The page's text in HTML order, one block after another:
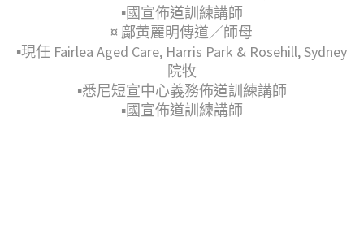
▪︎國宣佈道訓練講師
¤ 鄺黄麗明傳道／師母
▪︎現任 Fairlea Aged Care, Harris Park & Rosehill, Sydney
院牧
▪︎悉尼短宣中心義務佈道訓練講師
▪︎國宣佈道訓練講師